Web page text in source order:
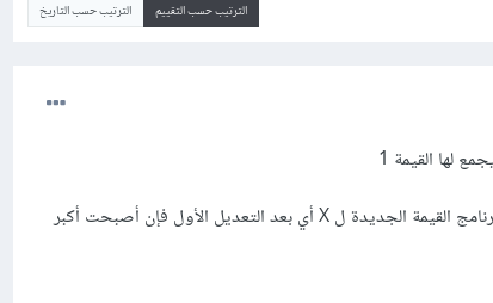
الترتيب حسب التقييم الترتيب حسب التاريخ
ثم يوجد شرط آخر ضمن الشرط الأول، ويختبر فيه البرنامج القيمة الجديدة ل X أي بعد التعديل الأول فإن أصبحت أكبر